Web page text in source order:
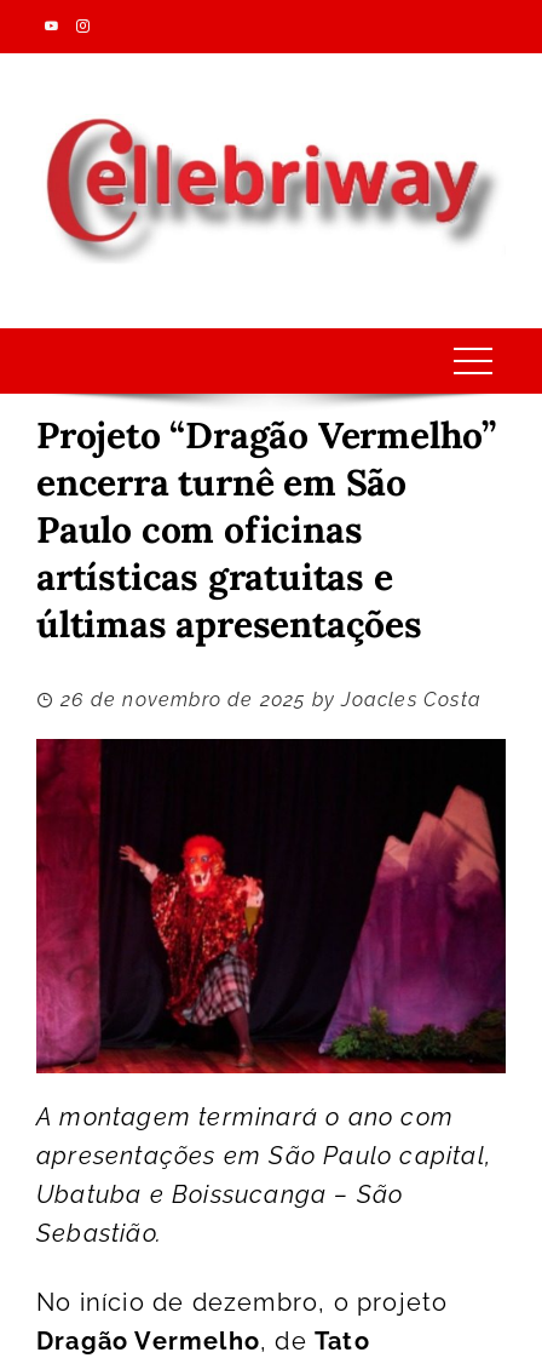
Skip
to
Projeto “Dragão Vermelho”
encerra turnê em São
Paulo com oficinas
artísticas gratuitas e
últimas apresentações
26 de novembro de 2025 byJoacles Costa
A montagem terminará o ano com
apresentações em São Paulo capital,
Ubatuba e Boissucanga – São
Sebastião.
No início de dezembro, o projeto
Dragão Vermelho, de Tato